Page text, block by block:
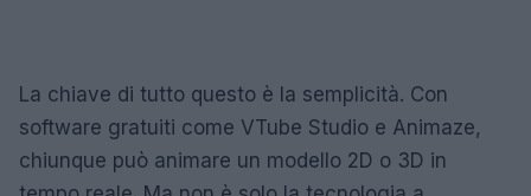
La chiave di tutto questo è la semplicità. Con
software gratuiti come VTube Studio e Animaze,
chiunque può animare un modello 2D o 3D in